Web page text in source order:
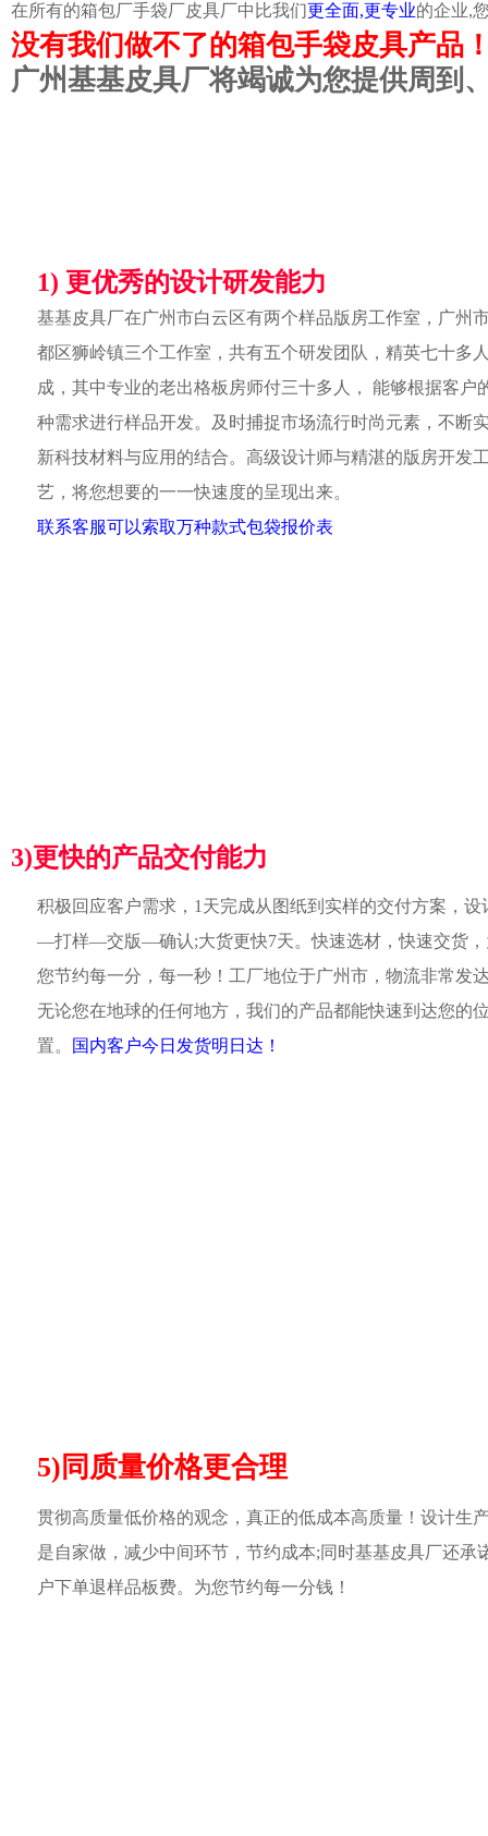
在所有的箱包厂手袋厂皮具厂中比我们更全面,更专业的企业,
没有我们做不了的箱包手袋皮具产品
广州基基皮具厂将竭诚为您提供周到
1) 更优秀的设计研发能力
基基皮具厂在广州市白云区有两个样品版房工作室，广州
都区狮岭镇三个工作室，共有五个研发团队，精英七十多
成，其中专业的老出格板房师付三十多人， 能够根据客户
种需求进行样品开发。及时捕捉市场流行时尚元素，不断
新科技材料与应用的结合。高级设计师与精湛的版房开发
艺，将您想要的一一快速度的呈现出来。
联系客服可以索取万种款式包袋报价表
3)更快的产品交付能力
积极回应客户需求，1天完成从图纸到实样的交付方案，设
—打样—交版—确认;大货更快7天。快速选材，快速交货
您节约每一分，每一秒！工厂地位于广州市，物流非常发
无论您在地球的任何地方，我们的产品都能快速到达您的
置。
国内客户今日发货明日达！
5)同质量价格更合理
贯彻高质量低价格的观念，真正的低成本高质量！设计生
是自家做，减少中间环节，节约成本;同时基基皮具厂还承
户下单退样品板费。为您节约每一分钱！